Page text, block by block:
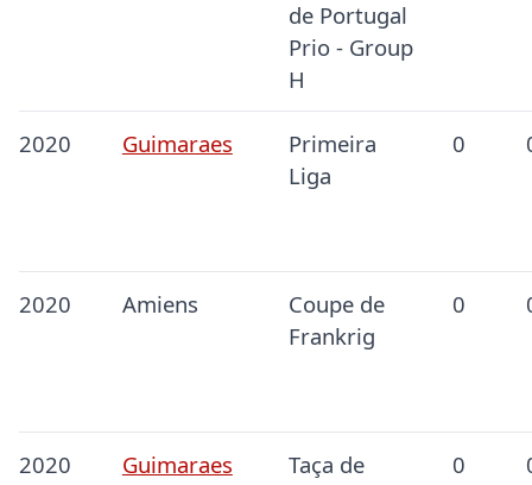
de Portugal
Prio - Group
H
2020 Guimaraes
Primeira
Liga
0
2020 Amiens
Coupe de
Frankrig
0
2020 Guimaraes
Taça de
0